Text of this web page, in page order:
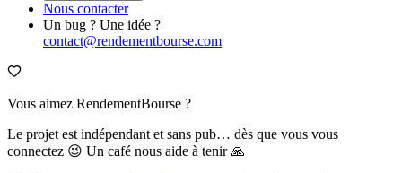
Nous contacter
Un bug ? Une idée ?
contact@rendementbourse.com
Vous aimez RendementBourse ?
Le projet est indépendant et sans pub… dès que vous vous
connectez 😉 Un café nous aide à tenir 🙏